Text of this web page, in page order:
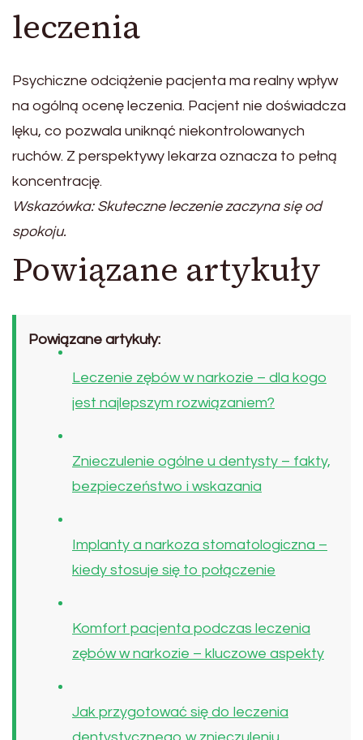
leczenia
Psychiczne odciążenie pacjenta ma realny wpływ
na ogólną ocenę leczenia. Pacjent nie doświadcza
lęku, co pozwala uniknąć niekontrolowanych
ruchów. Z perspektywy lekarza oznacza to pełną
koncentrację.
Wskazówka: Skuteczne leczenie zaczyna się od
spokoju.
Powiązane artykuły
Powiązane artykuły:
Leczenie zębów w narkozie – dla kogo
jest najlepszym rozwiązaniem?
Znieczulenie ogólne u dentysty – fakty,
bezpieczeństwo i wskazania
Implanty a narkoza stomatologiczna –
kiedy stosuje się to połączenie
Komfort pacjenta podczas leczenia
zębów w narkozie – kluczowe aspekty
Jak przygotować się do leczenia